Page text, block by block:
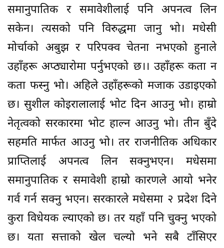
समानुपातिक र समावेशीलाई पनि अपनत्व लिन
सकेन। त्यसको पनि विरुद्धमा जानु भो। मधेसी
मोर्चाको अबुझ र परिपक्व चेतना नभएको हुनाले
उहाँहरू अप्ठ्यारोमा पर्नुभएको छ।। उहाँहरू कता न
कता फस्नु भो। अहिले उहाँहरूको मजाक उडाइएको
छ। सुशील कोइरालालाई भोट दिन आउनु भो। हाम्रो
नेतृत्वको सरकारमा भोट हाल्न आउनु भो। तीन बुँदे
सहमति मार्फत आउनु भो। तर राजनीतिक अधिकार
प्राप्तिलाई अपनत्व लिन सक्नुभएन। मधेसमा
समानुपातिक र समावेशी हाम्रो कारणले आयो भनेर
गर्व गर्न सक्नु भएन। सरकारले मधेसमा २ प्रदेश दिने
कुरा विधेयक ल्याएको छ। तर यहाँ पनि चुक्नु भएको
छ। यता सत्ताको खेल चल्यो भने सबै टाँसिएर